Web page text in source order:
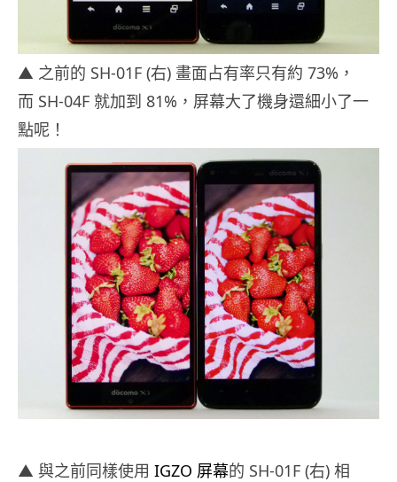
▲ 之前的 SH-01F (右) 畫面占有率只有約 73%，
而 SH-04F 就加到 81%，屏幕大了機身還細小了一
點呢！
▲ 與之前同樣使用 IGZO 屏幕的 SH-01F (右) 相